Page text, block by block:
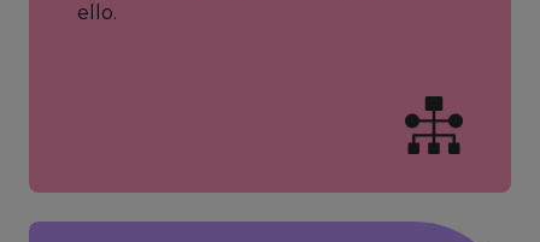
ello.